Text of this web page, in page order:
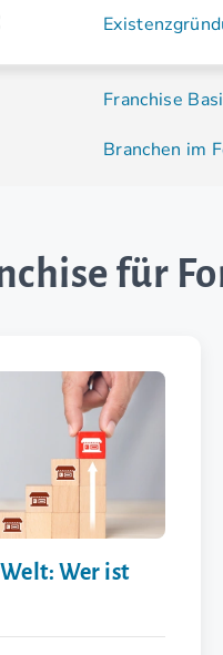
Franchise
Branchen im
für
Wer ist